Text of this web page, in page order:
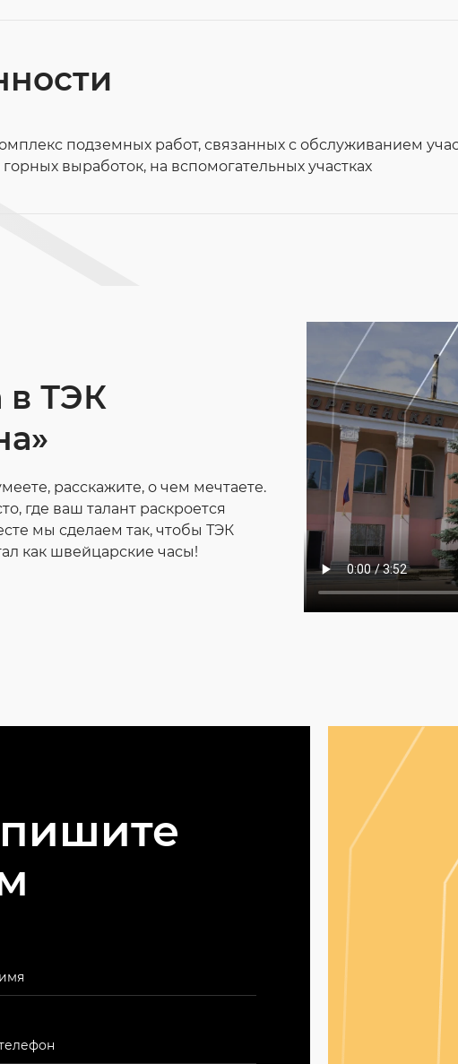
подземных работ, связанных с обслуживанием
выработок, на вспомогательных участках
в ТЭК
расскажите, о чем мечтаете.
где ваш талант раскроется
мы сделаем так, чтобы ТЭК
как швейцарские часы!